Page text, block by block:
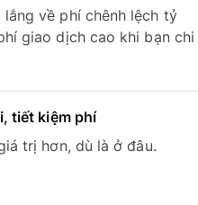
về phí chênh lệch tỷ
giao dịch cao khi bạn chi
tiết kiệm phí
trị hơn, dù là ở đâu.